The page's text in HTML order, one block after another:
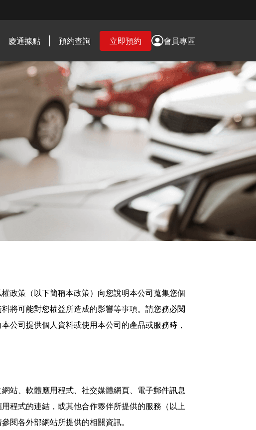
慶通據點 預約查詢 立即預約 會員專區
政策（以下簡稱本政策）向您說明本公司蒐集您個
將可能對您權益所造成的影響等事項。請您務必閱
公司提供個人資料或使用本公司的產品或服務時，
站、軟體應用程式、社交媒體網頁、電子郵件訊息
程式的連結，或其他合作夥伴所提供的服務（以上
閱各外部網站所提供的相關資訊。